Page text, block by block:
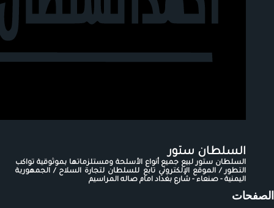
السلطان ستور
السلطان ستور لبيع جميع أنواع الأسلحة ومستلزماتها بموثوقية تواكب
التطور / الموقع الإلكتروني تابع للسلطان لتجارة السلاح / الجمهورية
اليمنية - صنعاء - شارع بغداد امام صاله المراسيم
الصفحات